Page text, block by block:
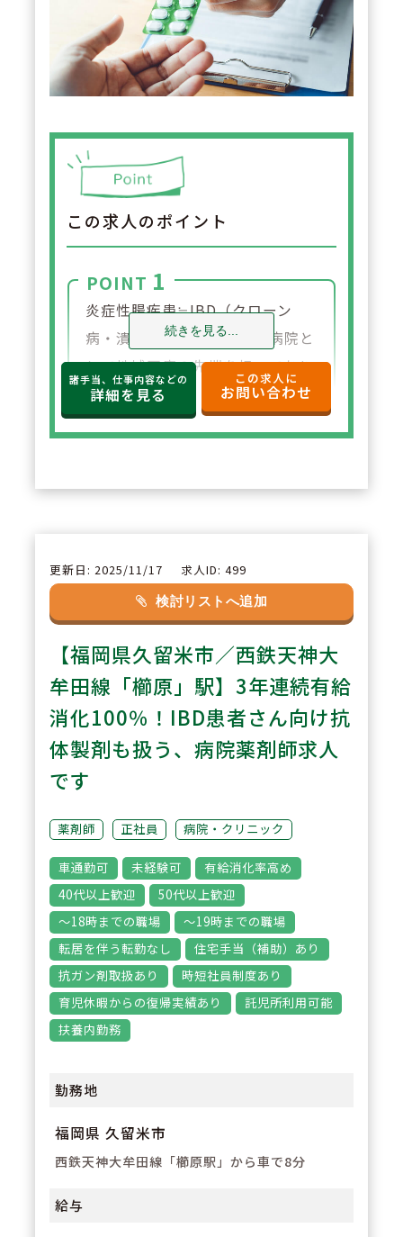
この求人のポイント
POINT 1
炎症性腸疾患≒IBD（クローン
病・潰瘍性大腸炎）の専門病院と
して地域医療の先端を担っており
ます。 新薬も毎年のように販売さ
れ、定期的に開催する勉強会によ
POINT 2
無菌調剤室を設置しており、抗が
ん剤を取り扱えます。
毎週のケモカンファレンス、定期
開催のキャンサーボード・ケモ委
員会でのレジメン登録など。抗癌
剤のミキシングもおこなっており
す。
POINT3
感染委員会でのICTラウンドも実
施しております。
病棟業務は、コミュニケーション
のとりやすい看護師が多く、相
談・提案のしやすい環境です。
多職種間チーム医療を学ぶことが
続きを見る...
諸手当、仕事内容などの
詳細を見る
この求人に
お問い合わせ
更新日: 2025/11/17 求人ID: 499
検討リストへ追加
【福岡県久留米市／西鉄天神大
牟田線「櫛原」駅】3年連続有給
消化100％！IBD患者さん向け抗
体製剤も扱う、病院薬剤師求人
です
薬剤師 正社員 病院・クリニック
車通勤可 未経験可
有給消化率高め
40代以上歓迎
50代以上歓迎
～18時までの職場
～19時までの職場
転居を伴う転勤なし
住宅手当（補助）あり
抗ガン剤取扱あり
時短社員制度あり
育児休暇からの復帰実績あり
託児所利用可能
扶養内勤務
勤務地
福岡県 久留米市
西鉄天神大牟田線「櫛原駅」から車で8分
給与